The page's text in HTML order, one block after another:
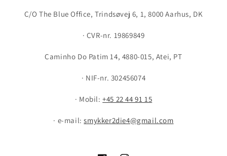
C/O The Blue Office, Trindsøvej 6, 1, 8000 Aarhus, DK
· CVR-nr. 19869849
Caminho Do Patim 14, 4880-015, Atei, PT
· NIF-nr. 302456074
· Mobil:+45 22 44 91 15
· e-mail:smykker2die4@gmail.com